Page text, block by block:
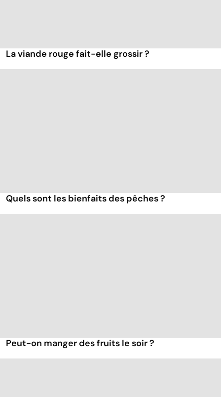
La viande rouge fait-elle grossir ?
Quels sont les bienfaits des pêches ?
Peut-on manger des fruits le soir ?